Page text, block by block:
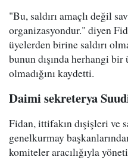
"Bu, saldırı amaçlı değil
organizasyondur." diyen
üyelerden birine saldırı
bunun dışında herhangi bir
olmadığını kaydetti.
Daimi sekreterya
Fidan, ittifakın dışişleri ve
genelkurmay
komiteler aracılığıyla